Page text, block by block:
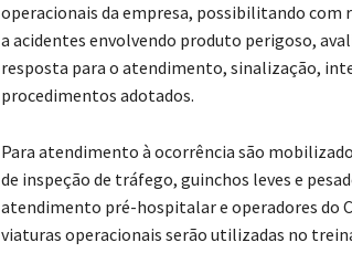
operacionais da empresa, possibilitando
a acidentes envolvendo produto perigoso,
resposta para o atendimento, sinalização,
procedimentos adotados.
Para atendimento à ocorrência são
de inspeção de tráfego, guinchos leves e
atendimento pré-hospitalar e operadores do
viaturas operacionais serão utilizadas no